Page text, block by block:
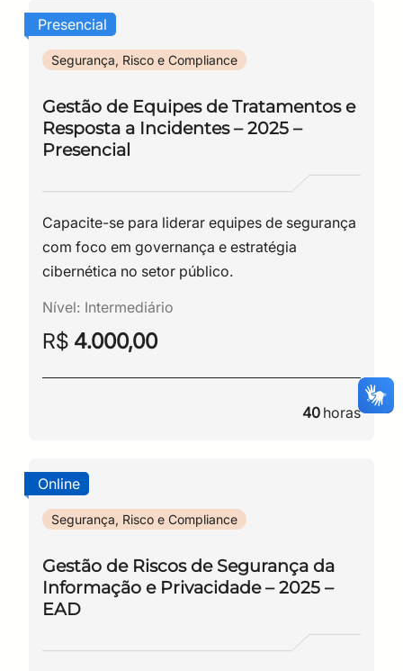
Presencial
Segurança, Risco e Compliance
Gestão de Equipes de Tratamentos e
Resposta a Incidentes – 2025 –
Presencial
Capacite-se para liderar equipes de segurança
com foco em governança e estratégia
cibernética no setor público.
Nível: Intermediário
R$ 4.000,00
40 horas
Online
Segurança, Risco e Compliance
Gestão de Riscos de Segurança da
Informação e Privacidade – 2025 –
EAD